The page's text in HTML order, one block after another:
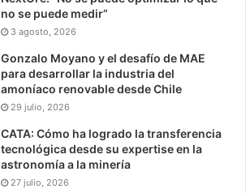
no se puede medir”
3 agosto, 2026
Gonzalo Moyano y el desafío de MAE
para desarrollar la industria del
amoníaco renovable desde Chile
29 julio, 2026
CATA: Cómo ha logrado la transferencia
tecnológica desde su expertise en la
astronomía a la minería
27 julio, 2026